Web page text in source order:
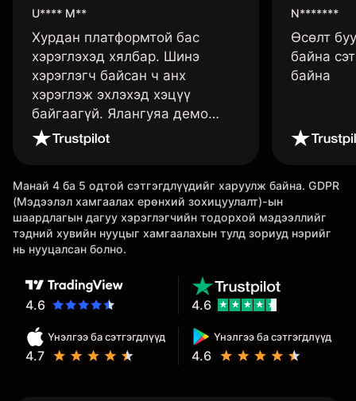
U**** M**
Хурдан платформтой бас
хэрэглэхэд хялбар. Шинэ
хэрэглэгч байсан ч анх
хэрэглэж эхлэхэд хэцүү
байгаагүй. Ялангуяа демо
данс нь их хэрэгтэй ба
дэмтэй.
N*******
Өсөлт
байна
байна
Манай 4 ба 5 одтой сэтгэгдлүүдийг харуулж байна. GDPR
(Мэдээлэл хамгаалах ерөнхий зохицуулалт)-ын
шаардлагын дагуу хэрэглэгчийн тодорхой мэдээллийг
тэдний хувийн нууцыг хамгаалахын тулд зориуд нэрийг
нь нууцалсан болно.
4.6
Үнэлгээ ба сэтгэгдлүүд
4.7
Үнэлгээ ба сэтгэгдлүүд
4.6
4.6